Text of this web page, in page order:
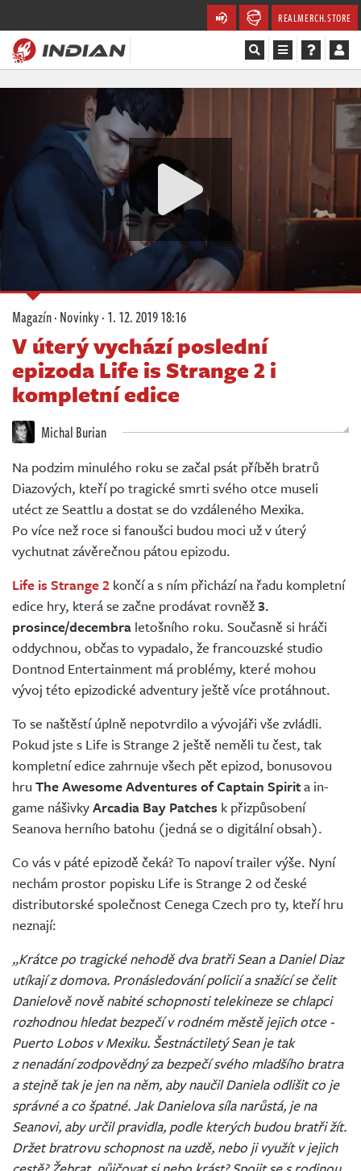
REALMERCH.STORE
Videa
Soutěže
Databáze
Komunita
Redakce
Živě
Magazín·Novinky·1. 12. 2019 18:16
V úterý vychází poslední
epizoda Life is Strange 2 i
kompletní edice
Michal Burian
Na podzim minulého roku se začal psát příběh bratrů
Diazových, kteří po tragické smrti svého otce museli
utéct ze Seattlu a dostat se do vzdáleného Mexika.
Po více než roce si fanoušci budou moci už v úterý
vychutnat závěrečnou pátou epizodu.
Life is Strange 2 končí a s ním přichází na řadu kompletní
edice hry, která se začne prodávat rovněž3.
prosince/decembra letošního roku. Současně si hráči
oddychnou, občas to vypadalo, že francouzské studio
Dontnod Entertainment má problémy, které mohou
vývoj této epizodické adventury ještě více protáhnout.
To se naštěstí úplně nepotvrdilo a vývojáři vše zvládli.
Pokud jste s Life is Strange 2 ještě neměli tu čest, tak
kompletní edice zahrnuje všech pět epizod, bonusovou
hru The Awesome Adventures of Captain Spirita in-
game nášivkyArcadia Bay Patches k přizpůsobení
Seanova herního batohu (jedná se o digitální obsah).
Co vás v páté epizodě čeká? To napoví trailer výše. Nyní
nechám prostor popisku Life is Strange 2 od české
distributorské společnost Cenega Czech pro ty, kteří hru
neznají:
„Krátce po tragické nehodě dva bratři Sean a Daniel Diaz
utíkají z domova. Pronásledování policií a snažící se čelit
Danielově nově nabité schopnosti telekineze se chlapci
rozhodnou hledat bezpečí v rodném městě jejich otce -
Puerto Lobos v Mexiku. Šestnáctiletý Sean je tak
z nenadání zodpovědný za bezpečí svého mladšího bratra
a stejně tak je jen na něm, aby naučil Daniela odlišit co je
správné a co špatné. Jak Danielova síla narůstá, je na
Seanovi, aby určil pravidla, podle kterých budou bratři žít.
Držet bratrovu schopnost na uzdě, nebo ji využít v jejich